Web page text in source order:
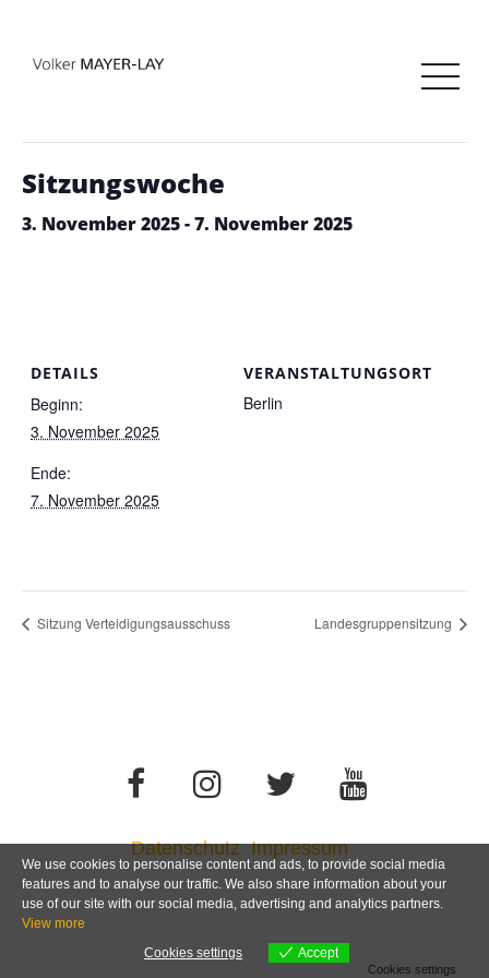
« Alle Veranstaltungen
Sitzungswoche
3. November 2025-7. November 2025
DETAILS
Beginn:
3. November 2025
Ende:
7. November 2025
VERANSTALTUNGSORT
Berlin
Sitzung Verteidigungsausschuss Landesgruppensitzung
Datenschutz Impressum
We use cookies to personalise content and ads, to provide social media
features and to analyse our traffic. We also share information about your
use of our site with our social media, advertising and analytics partners.
View more
Cookies settings
Accept
Cookies settings